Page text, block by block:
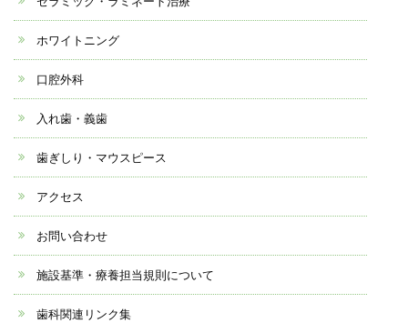
ホワイトニング
口腔外科
入れ歯・義歯
歯ぎしり・マウスピース
アクセス
お問い合わせ
施設基準・療養担当規則について
歯科関連リンク集